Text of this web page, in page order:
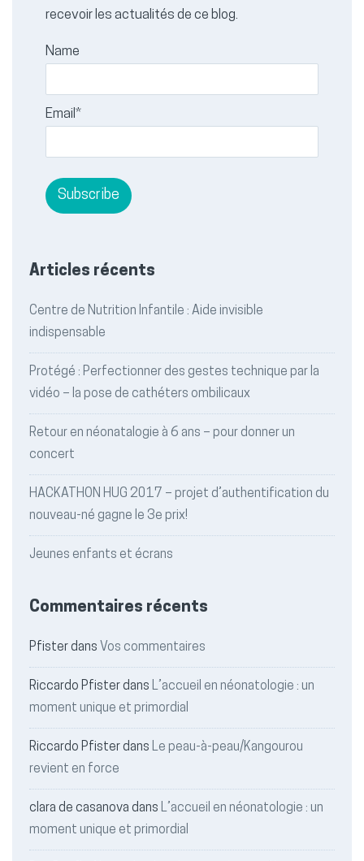
recevoir les actualités de ce blog.
Name
Email*
Articles récents
Centre de Nutrition Infantile : Aide invisible
indispensable
Protégé : Perfectionner des gestes technique par la
vidéo – la pose de cathéters ombilicaux
Retour en néonatalogie à 6 ans – pour donner un
concert
HACKATHON HUG 2017 – projet d’authentification du
nouveau-né gagne le 3e prix!
Jeunes enfants et écrans
Commentaires récents
Pfisterdans Vos commentaires
Riccardo Pfisterdans L’accueil en néonatologie : un
moment unique et primordial
Riccardo Pfisterdans Le peau-à-peau/Kangourou
revient en force
clara de casanova dans L’accueil en néonatologie : un
moment unique et primordial